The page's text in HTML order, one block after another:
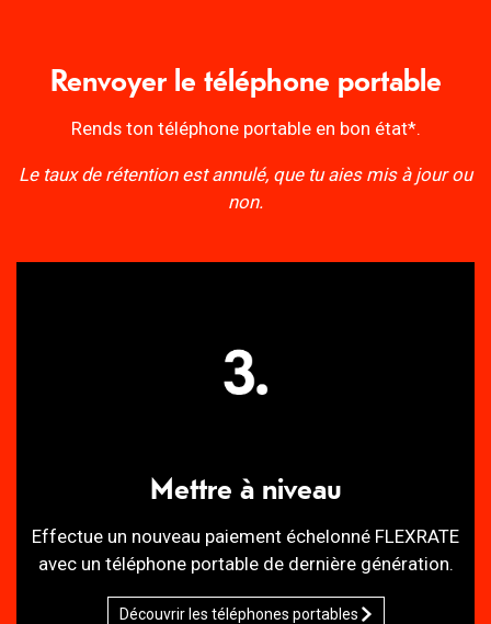
Renvoyer le téléphone portable
Rends ton téléphone portable en bon état*.
Le taux de rétention est annulé, que tu aies mis à jour ou
non.
Mettre à niveau
Effectue un nouveau paiement échelonné FLEXRATE
avec un téléphone portable de dernière génération.
Découvrir les téléphones portables